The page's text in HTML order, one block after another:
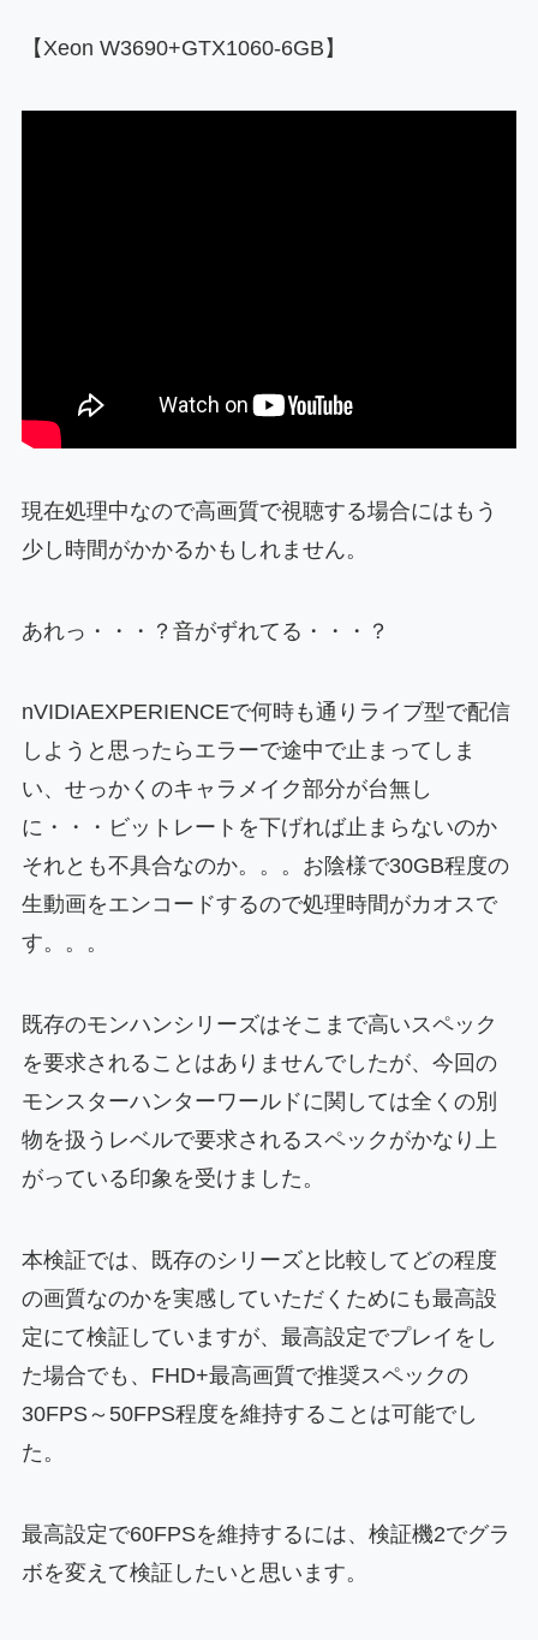
【Xeon W3690+GTX1060-6GB】
現在処理中なので高画質で視聴する場合にはもう
少し時間がかかるかもしれません。
あれっ・・・？音がずれてる・・・？
nVIDIAEXPERIENCEで何時も通りライブ型で配信
しようと思ったらエラーで途中で止まってしま
い、せっかくのキャラメイク部分が台無し
に・・・ビットレートを下げれば止まらないのか
それとも不具合なのか。。。お陰様で30GB程度の
生動画をエンコードするので処理時間がカオスで
す。。。
既存のモンハンシリーズはそこまで高いスペック
を要求されることはありませんでしたが、今回の
モンスターハンターワールドに関しては全くの別
物を扱うレベルで要求されるスペックがかなり上
がっている印象を受けました。
本検証では、既存のシリーズと比較してどの程度
の画質なのかを実感していただくためにも最高設
定にて検証していますが、最高設定でプレイをし
た場合でも、FHD+最高画質で推奨スペックの
30FPS～50FPS程度を維持することは可能でし
た。
最高設定で60FPSを維持するには、検証機2でグラ
ボを変えて検証したいと思います。